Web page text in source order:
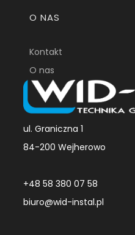
O NAS
Kontakt
O nas
ul. Graniczna 1
84-200 Wejherowo
+48 58 380 07 58
biuro@wid-instal.pl